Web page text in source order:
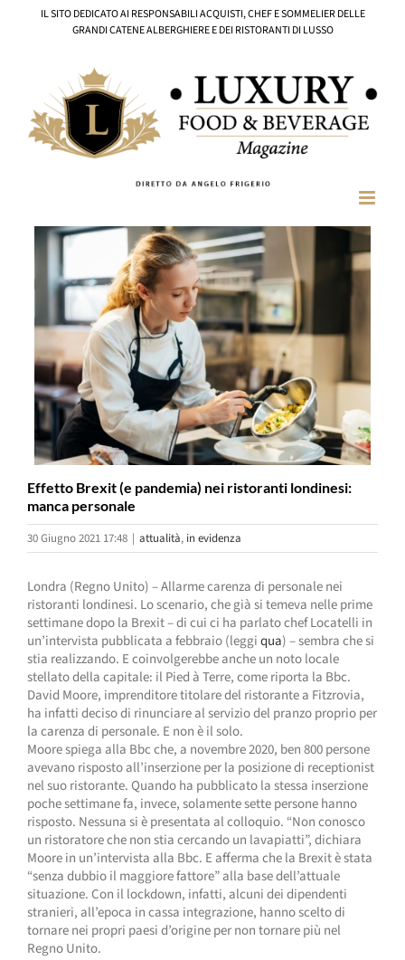
IL SITO DEDICATO AI RESPONSABILI ACQUISTI, CHEF E SOMMELIER DELLE
GRANDI CATENE ALBERGHIERE E DEI RISTORANTI DI LUSSO
Ingrandisci
immagine
Effetto Brexit (e pandemia) nei ristoranti londinesi:
manca personale
30 Giugno 2021 17:48 | attualità, in evidenza
Londra (Regno Unito) – Allarme carenza di personale nei
ristoranti londinesi. Lo scenario, che già si temeva nelle prime
settimane dopo la Brexit – di cui ci ha parlato chef Locatelli in
un’intervista pubblicata a febbraio (leggiqua) – sembra che si
stia realizzando. E coinvolgerebbe anche un noto locale
stellato della capitale: il Pied à Terre, come riporta la Bbc.
David Moore, imprenditore titolare del ristorante a Fitzrovia,
ha infatti deciso di rinunciare al servizio del pranzo proprio per
la carenza di personale. E non è il solo.
Moore spiega alla Bbc che, a novembre 2020, ben 800 persone
avevano risposto all’inserzione per la posizione di receptionist
nel suo ristorante. Quando ha pubblicato la stessa inserzione
poche settimane fa, invece, solamente sette persone hanno
risposto. Nessuna si è presentata al colloquio. “Non conosco
un ristoratore che non stia cercando un lavapiatti”, dichiara
Moore in un’intervista alla Bbc. E afferma che la Brexit è stata
“senza dubbio il maggiore fattore” alla base dell’attuale
situazione. Con il lockdown, infatti, alcuni dei dipendenti
stranieri, all’epoca in cassa integrazione, hanno scelto di
tornare nei propri paesi d’origine per non tornare più nel
Regno Unito.